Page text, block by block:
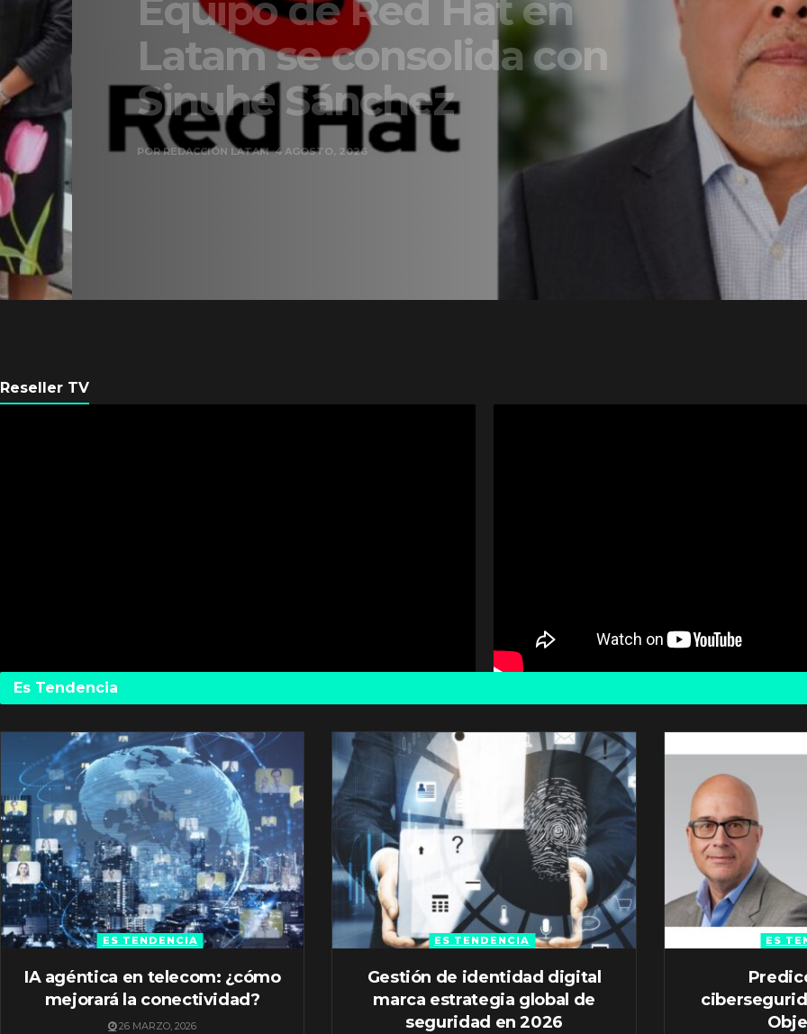
Equipo de Red Hat en
Latam se consolida con
Sinuhé Sánchez
POR REDACCIÓN LATAM 4 AGOSTO, 2026
Reseller TV
Es Tendencia
ES TENDENCIA
IA agéntica en telecom: ¿cómo
mejorará la conectividad?
26 MARZO, 2026
ES TENDENCIA
Gestión de identidad digital
marca estrategia global de
seguridad en 2026
ES